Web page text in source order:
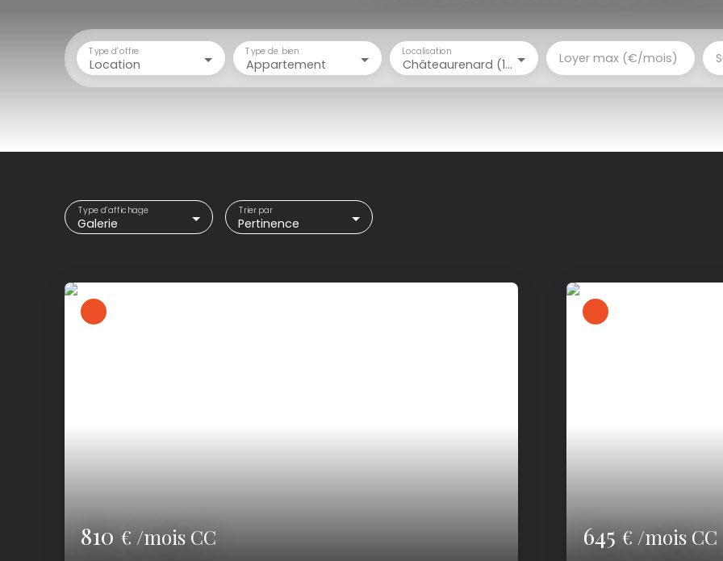
Location
Type d'offre
Appartement
Type de bien
Châteaurenard (13160)
Localisation Loyer max (€/mois)
Galerie
Type d'affichage
Pertinence
Trier par
810€ /mois CC 645€ /mois CC